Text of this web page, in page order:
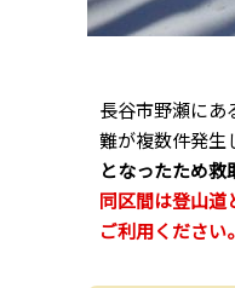
長谷市野瀬にあ
難が複数件発生
となったため救
同区間は登山道
ご利用ください